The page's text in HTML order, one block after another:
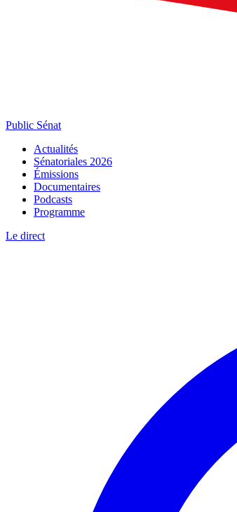
Public Sénat
Actualités
Sénatoriales 2026
Émissions
Documentaires
Podcasts
Programme
Le direct